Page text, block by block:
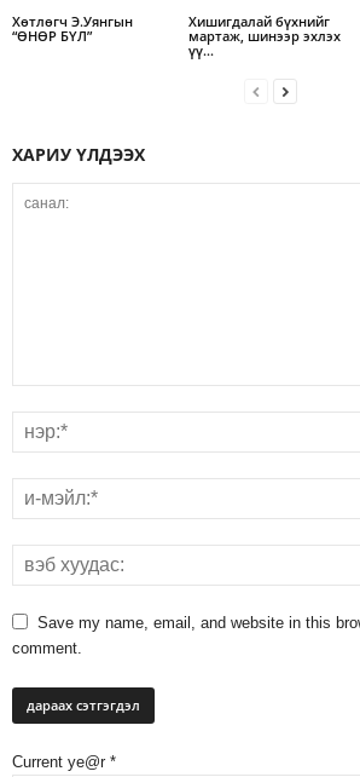
Хөтлөгч Э.Уянгын
“ӨНӨР БҮЛ”
Хишигдалай бүхнийг
мартаж, шинээр эхлэх
үү…
ХАРИУ ҮЛДЭЭХ
Save my name, email, and website in this
comment.
Current ye@r *